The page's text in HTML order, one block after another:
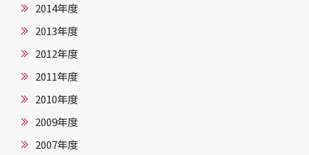
2014年度
2013年度
2012年度
2011年度
2010年度
2009年度
2007年度